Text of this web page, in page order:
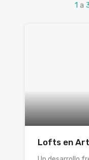
1 a
Lofts en